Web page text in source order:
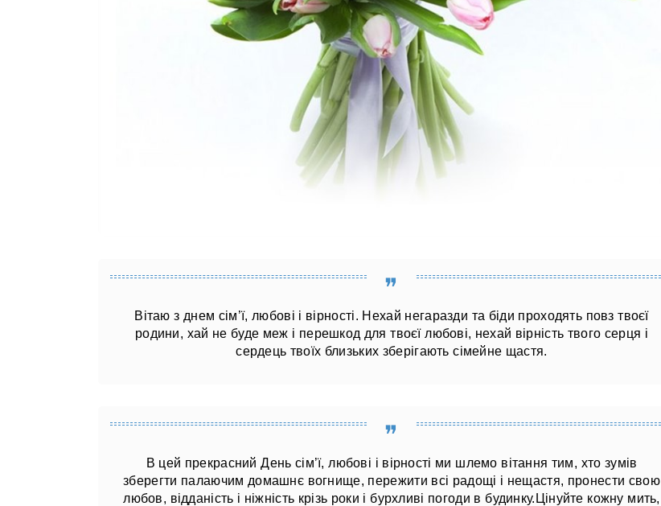
Вітаю з днем ​​сім’ї, любові і вірності. Нехай негаразди та біди проходять повз твоєї
родини, хай не буде меж і перешкод для твоєї любові, нехай вірність твого серця і
сердець твоїх близьких зберігають сімейне щастя.
В цей прекрасний День сім’ї, любові і вірності ми шлемо вітання тим, хто зумів
зберегти палаючим домашнє вогнище, пережити всі радощі і нещастя, пронести свою
любов, відданість і ніжність крізь роки і бурхливі погоди в будинку.Цінуйте кожну мить,